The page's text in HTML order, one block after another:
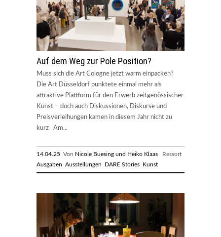
Auf dem Weg zur Pole Position?
Muss sich die Art Cologne jetzt warm einpacken?
Die Art Düsseldorf punktete einmal mehr als
attraktive Plattform für den Erwerb zeitgenössischer
Kunst – doch auch Diskussionen, Diskurse und
Preisverleihungen kamen in diesem Jahr nicht zu
kurz Am...
14.04.25 Von Nicole Buesing und Heiko Klaas Ressort
Ausgaben Ausstellungen DARE Stories Kunst